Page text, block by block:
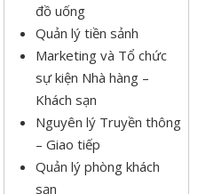
đồ uống
Quản lý tiền sảnh
Marketing và Tổ chức
sự kiện Nhà hàng –
Khách sạn
Nguyên lý Truyền thông
– Giao tiếp
Quản lý phòng khách
sạn